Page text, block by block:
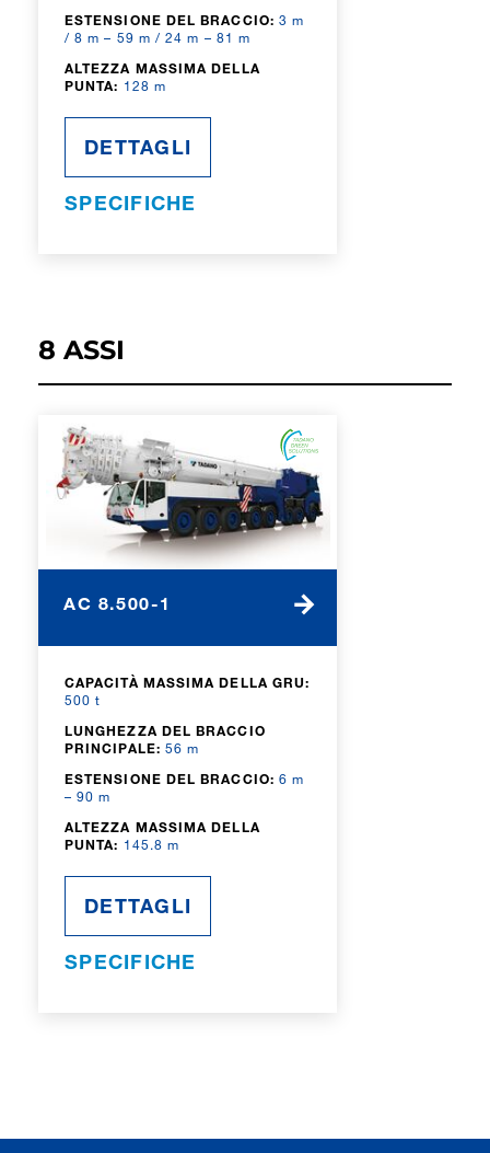
ESTENSIONE DEL BRACCIO: 3 m
/ 8 m – 59 m / 24 m – 81 m
ALTEZZA MASSIMA DELLA
PUNTA: 128 m
DETTAGLI
SPECIFICHE
8 ASSI
AC 8.500-1
CAPACITÀ MASSIMA DELLA GRU:
500 t
LUNGHEZZA DEL BRACCIO
PRINCIPALE: 56 m
ESTENSIONE DEL BRACCIO: 6 m
– 90 m
ALTEZZA MASSIMA DELLA
PUNTA: 145.8 m
DETTAGLI
SPECIFICHE